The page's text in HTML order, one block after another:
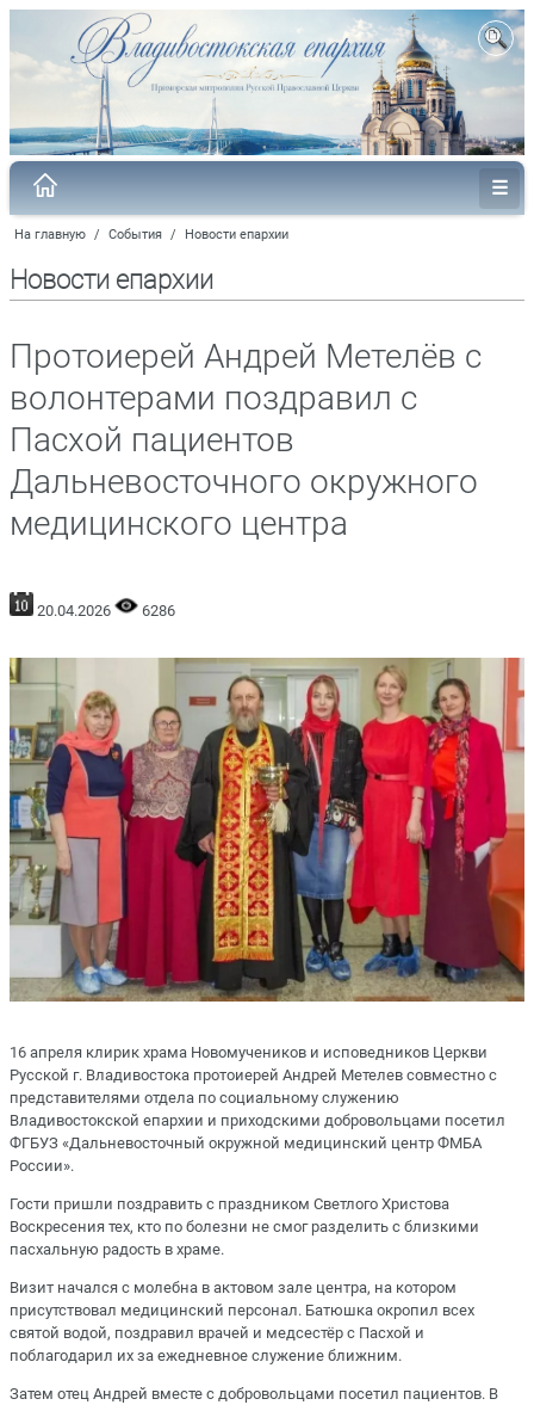
На главную / События / Новости епархии
Новости епархии
Протоиерей Андрей Метелёв с
волонтерами поздравил с
Пасхой пациентов
Дальневосточного окружного
медицинского центра
20.04.2026 6286
16 апреля клирик храма Новомучеников и исповедников Церкви
Русской г. Владивостока протоиерей Андрей Метелев совместно с
представителями отдела по социальному служению
Владивостокской епархии и приходскими добровольцами посетил
ФГБУЗ «Дальневосточный окружной медицинский центр ФМБА
России».
Гости пришли поздравить с праздником Светлого Христова
Воскресения тех, кто по болезни не смог разделить с близкими
пасхальную радость в храме.
Визит начался с молебна в актовом зале центра, на котором
присутствовал медицинский персонал. Батюшка окропил всех
святой водой, поздравил врачей и медсестёр с Пасхой и
поблагодарил их за ежедневное служение ближним.
Затем отец Андрей вместе с добровольцами посетил пациентов. В